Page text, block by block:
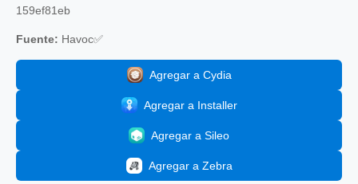
159ef81eb
Fuente: Havoc✅
Agregar a Cydia
Agregar a Installer
Agregar a Sileo
Agregar a Zebra